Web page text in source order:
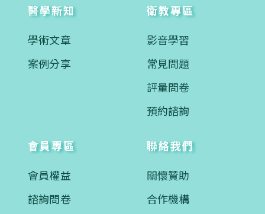
醫學新知
學術文章
案例分享
衛教專區
影音學習
常見問題
評量問卷
預約諮詢
會員專區
會員權益
諮詢問卷
聯絡我們
關懷贊助
合作機構